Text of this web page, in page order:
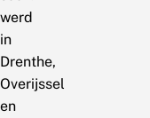
werd
in
Drenthe,
Overijssel
en